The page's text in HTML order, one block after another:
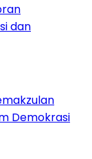
dan
Demokrasi